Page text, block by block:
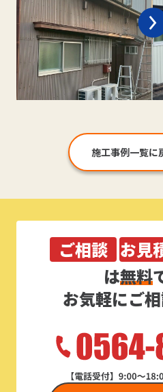
施工事例一覧に
ご相談 お見
は無料
お気軽にご